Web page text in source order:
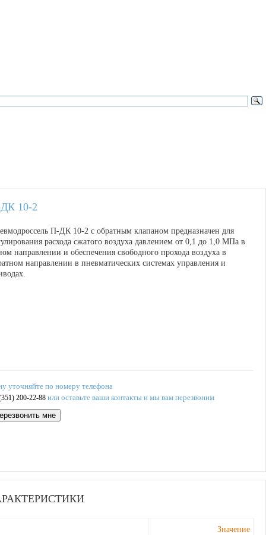
10-2
П-ДК 10-2 с обратным клапаном предназначен для
расхода сжатого воздуха давлением от 0,1 до 1,0 МПа в
направлении и обеспечения свободного прохода воздуха в
направлении в пневматических системах управления и
уточняйте по номеру телефона
200-22-88 или оставьте ваши контакты и мы вам перезвоним
мне
Значение